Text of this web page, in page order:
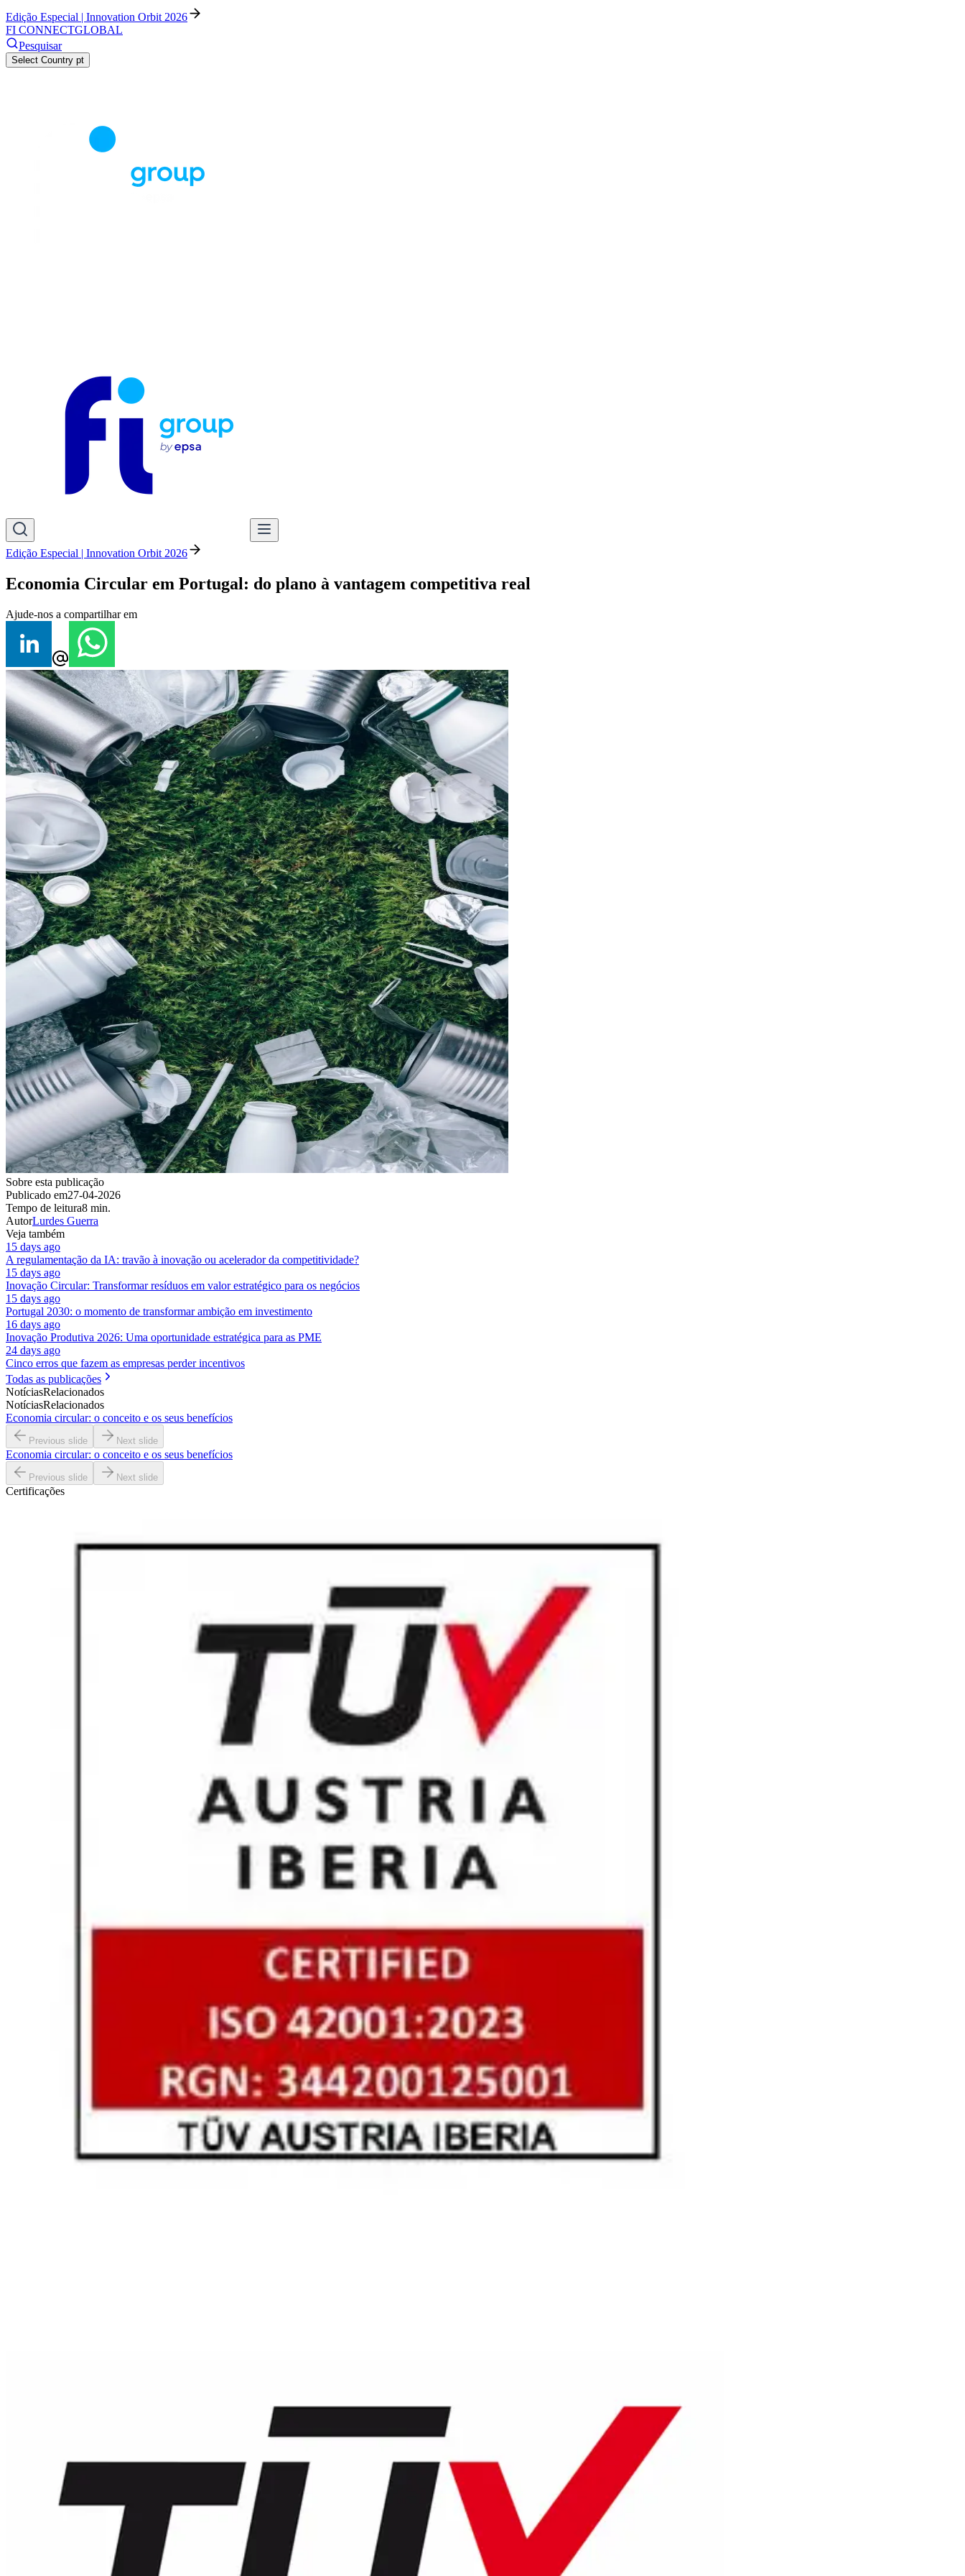
Edição Especial | Innovation Orbit 2026
FI CONNECTGLOBAL
Pesquisar
Select Country pt
Edição Especial | Innovation Orbit 2026
Economia Circular em Portugal: do plano à vantagem competitiva real
Ajude-nos a compartilhar em
Sobre esta publicação
Publicado em27-04-2026
Tempo de leitura8 min.
AutorLurdes Guerra
Veja também
15 days ago
A regulamentação da IA: travão à inovação ou acelerador da competitividade?
15 days ago
Inovação Circular: Transformar resíduos em valor estratégico para os negócios
15 days ago
Portugal 2030: o momento de transformar ambição em investimento
16 days ago
Inovação Produtiva 2026: Uma oportunidade estratégica para as PME
24 days ago
Cinco erros que fazem as empresas perder incentivos
Todas as publicações
NotíciasRelacionados
NotíciasRelacionados
Economia circular: o conceito e os seus benefícios
Previous slide Next slide
Economia circular: o conceito e os seus benefícios
Previous slide Next slide
Certificações